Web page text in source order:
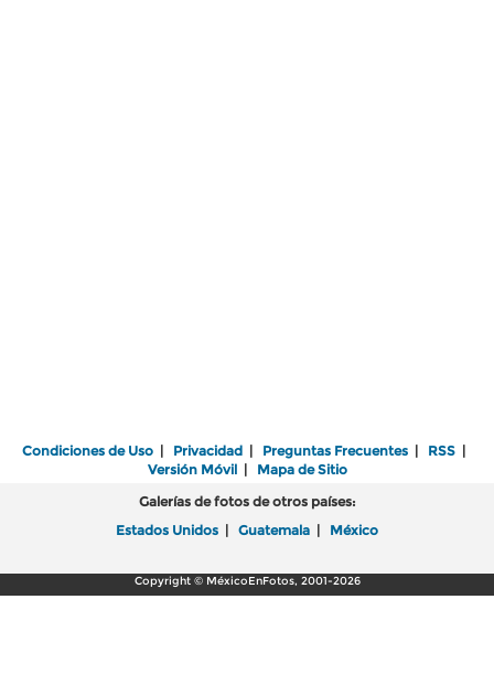
Condiciones de Uso | Privacidad | Preguntas Frecuentes | RSS |
Versión Móvil| Mapa de Sitio
Galerías de fotos de otros países:
Estados Unidos | Guatemala | México
Copyright © MéxicoEnFotos, 2001-2026